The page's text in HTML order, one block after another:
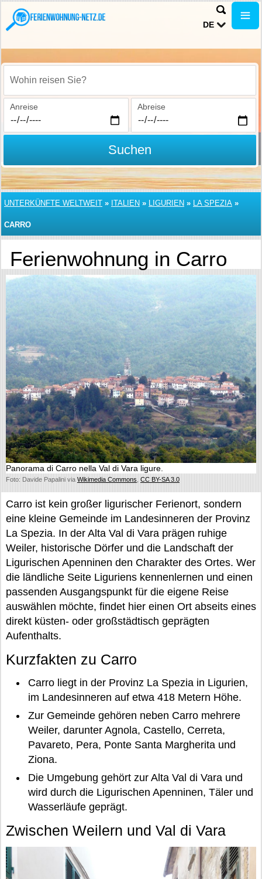
DE
Wohin reisen Sie?
Anreise Abreise
Suchen
UNTERKÜNFTE WELTWEIT » ITALIEN » LIGURIEN » LA SPEZIA »
CARRO
Ferienwohnung in Carro
Panorama di Carro nella Val di Vara ligure.
Foto: Davide Papalini via Wikimedia Commons CC BY-SA 3.0
Carro ist kein großer ligurischer Ferienort, sondern
eine kleine Gemeinde im Landesinneren der Provinz
La Spezia. In der Alta Val di Vara prägen ruhige
Weiler, historische Dörfer und die Landschaft der
Ligurischen Apenninen den Charakter des Ortes. Wer
die ländliche Seite Liguriens kennenlernen und einen
passenden Ausgangspunkt für die eigene Reise
auswählen möchte, findet hier einen Ort abseits eines
direkt küsten- oder großstädtisch geprägten
Aufenthalts.
Kurzfakten zu Carro
Carro liegt in der Provinz La Spezia in Ligurien,
im Landesinneren auf etwa 418 Metern Höhe.
Zur Gemeinde gehören neben Carro mehrere
Weiler, darunter Agnola, Castello, Cerreta,
Pavareto, Pera, Ponte Santa Margherita und
Ziona.
Die Umgebung gehört zur Alta Val di Vara und
wird durch die Ligurischen Apenninen, Täler und
Wasserläufe geprägt.
Zwischen Weilern und Val di Vara